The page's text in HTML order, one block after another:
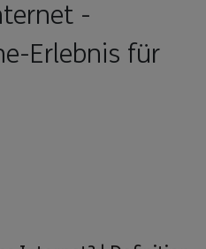
-
Erlebnis für